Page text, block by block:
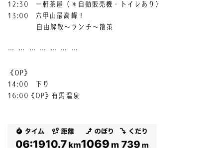
12:30 一軒茶屋（＊自動販売機・トイレあり）
13:00 六甲山最高峰！
自由解散〜ランチ〜散策
… … … … … … …
《OP》
14:00 下り
16:00《OP》有馬温泉